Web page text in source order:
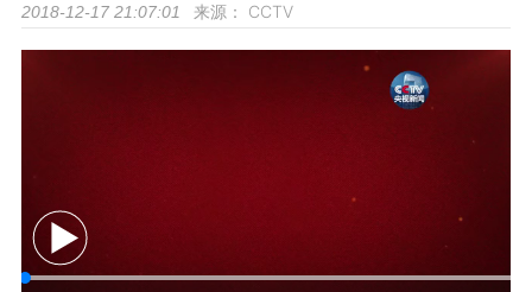
2018-12-17 21:07:01 来源： CCTV